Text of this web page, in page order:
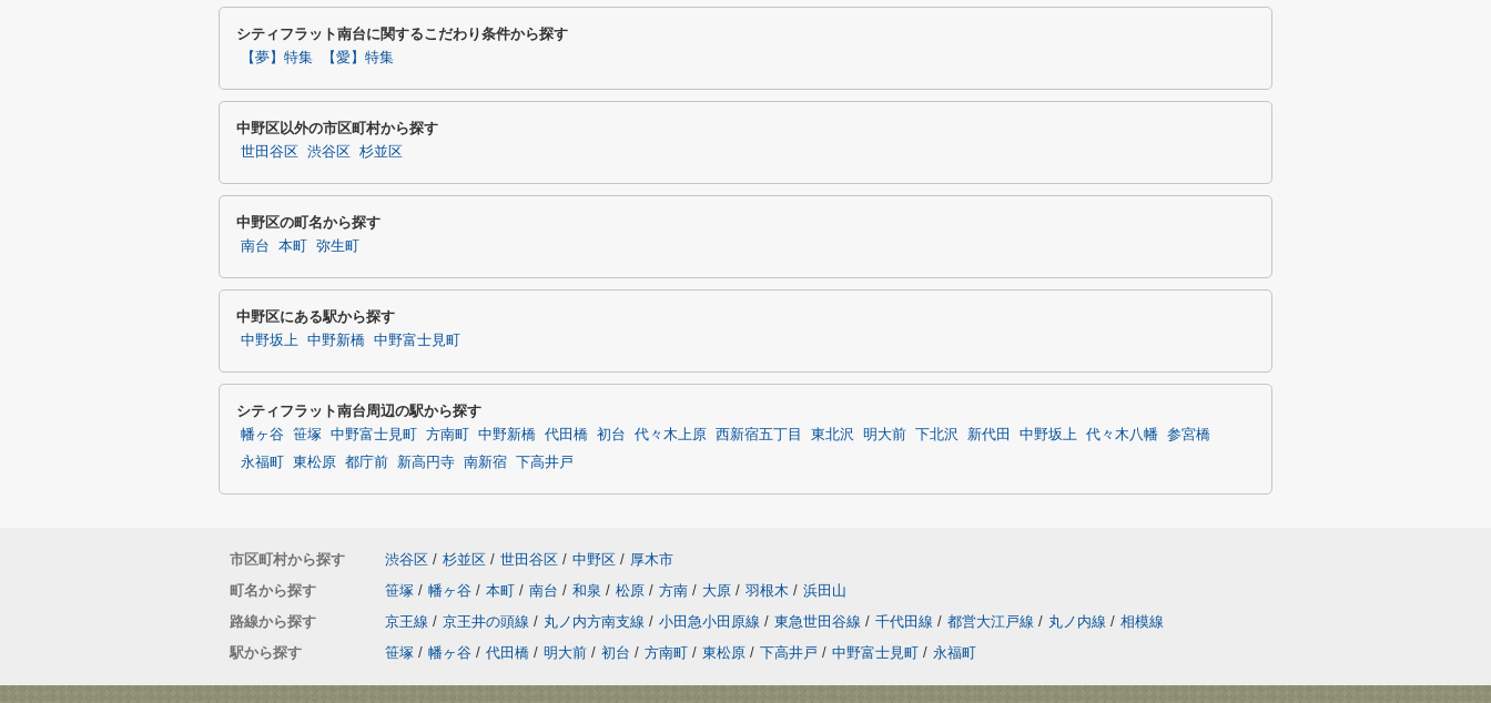
シティフラット南台に関するこだわり条件から探す
【夢】特集 【愛】特集
中野区以外の市区町村から探す
世田谷区 渋谷区 杉並区
中野区の町名から探す
南台 本町 弥生町
中野区にある駅から探す
中野坂上 中野新橋 中野富士見町
シティフラット南台周辺の駅から探す
幡ヶ谷 笹塚 中野富士見町 方南町 中野新橋 代田橋 初台 代々木上原 西新宿五丁目 東北沢 明大前 下北沢 新代田 中野坂上 代々木八幡
参宮橋
永福町
東松原 都庁前 新高円寺 南新宿 下高井戸
市区町村から探す 渋谷区 / 杉並区 / 世田谷区 / 中野区 / 厚木市
町名から探す
笹塚 / 幡ヶ谷 / 本町 / 南台 / 和泉 / 松原 / 方南 / 大原 / 羽根木 / 浜田山
路線から探す
京王線 / 京王井の頭線 / 丸ノ内方南支線 / 小田急小田原線 / 東急世田谷線 / 千代田線 / 都営大江戸線 / 丸ノ内線 / 相模線
駅から探す
笹塚 / 幡ヶ谷 / 代田橋 / 明大前 / 初台 / 方南町 / 東松原 / 下高井戸 / 中野富士見町 / 永福町